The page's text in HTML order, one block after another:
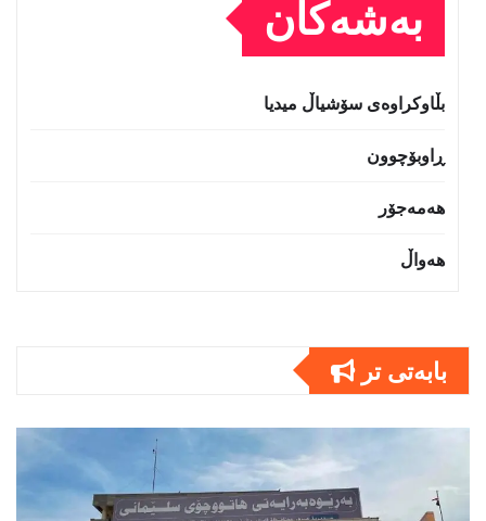
بەشەکان
بڵاوکراوەی سۆشیاڵ میدیا
ڕاوبۆچوون
هەمەجۆر
هەواڵ
بابەتى تر